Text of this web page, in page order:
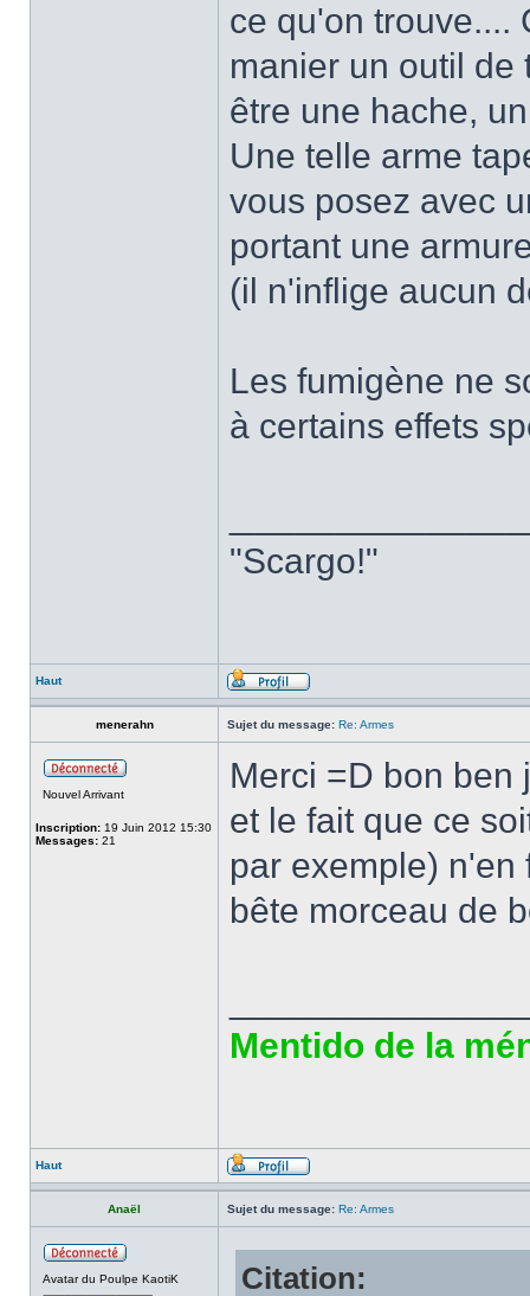
ce qu'on trouve....
manier un outil de
être une hache,
Une telle arme
vous posez avec
portant une
(il n'inflige aucun
Les fumigène ne
à certains effets
"Scargo!"
Haut
menerahn Sujet du message: Re: Armes
Nouvel Arrivant
Inscription: 19 Juin 2012 15:30
Messages: 21
Merci =D bon ben
et le fait que ce
par exemple) n'en
bête morceau de
Mentido de la
Haut
Anaël Sujet du message: Re: Armes
Avatar du Poulpe KaotiK Citation: